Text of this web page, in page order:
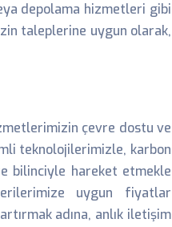
depolama hizmetleri gibi
taleplerine uygun olarak,
çevre dostu ve
teknolojilerimizle, karbon
bilinciyle hareket etmekle
uygun fiyatlar
adına, anlık iletişim